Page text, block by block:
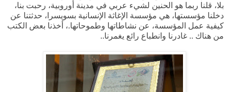
بلا، قلنا ربما هو الحنين لشيء عربي في مدينة أوروبية، رحبت بنا،
دخلنا مؤسستها، هي مؤسسة الإغاثة الإنسانية بسويسرا، حدثتنا عن
كيفية عمل المؤسسة، عن نشاطاتها وطموحاتها.، أخذنا بعض الكتب
من هناك .. غادرنا وانطباع رائع يغمرنا..